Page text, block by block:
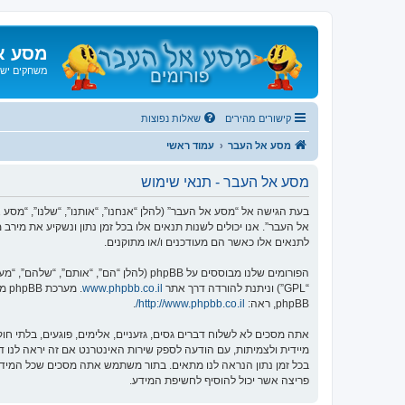
מסע
משחקים
קישורים מהירים שאלות נפוצות
מסע אל העבר עמוד ראשי
מסע אל העבר - תנאי שימוש
אל העבר”. אנו יכולים לשנות תנאים אלו בכל זמן נתון ונשקיע את
לתנאים אלו כאשר הם מעודכנים ו/או מתוקנים.
הפורומים שלנו מבוססים על phpBB (להלן “הם”, “אותם”, “שלהם”, “מערכת phpBB”, “www.phpbb.co.il”, “קבוצת phpBB”, “צוות phpBB הישראלי”) אשר הינה מערכת בולטיין המשוחררת תחת הסכם “
“GPL”) וניתנת להורדה דרך אתר
www.phpbb.co.il
phpBB, ראה:
http://www.phpbb.co.il/
.
אתה מסכים לא לשלוח דברים גסים, גזעניים, אלימים, פוגעים,
פריצה אשר יכול להוסיף לחשיפת המידע.